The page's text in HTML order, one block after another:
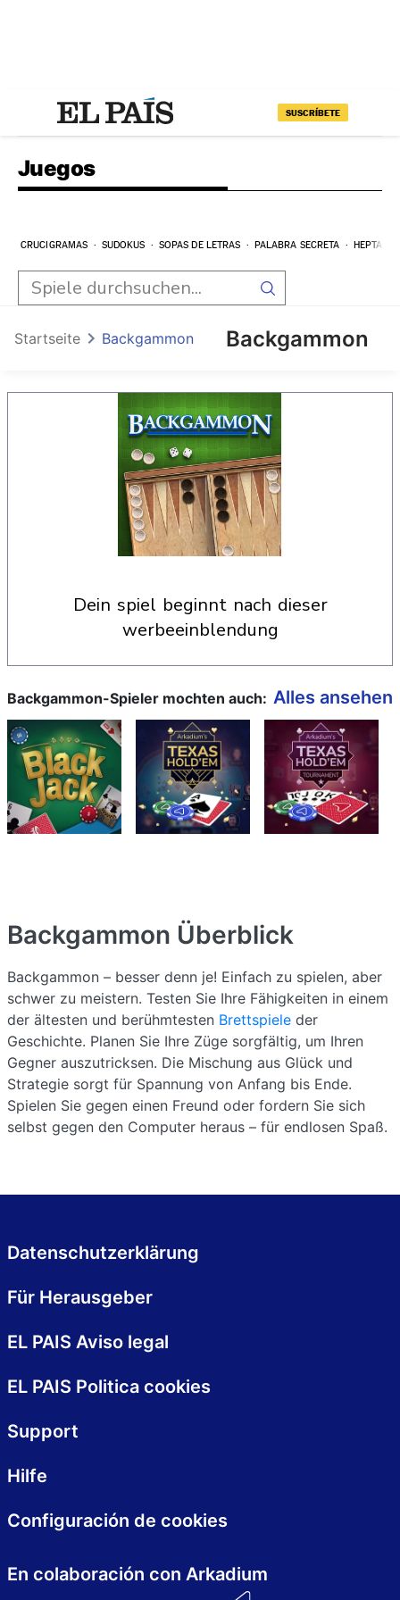
SUSCRÍBETE
Juegos
CRUCIGRAMAS SUDOKUS SOPAS DE LETRAS PALABRA SECRETA
Backgammon
Startseite Backgammon
dein spiel beginnt nach dieser
werbeeinblendung
Backgammon-Spieler mochten auch: Alles ansehen
Backgammon Überblick
Backgammon – besser denn je! Einfach zu spielen, aber
schwer zu meistern. Testen Sie Ihre Fähigkeiten in einem
der ältesten und berühmtesten Brettspiele der
Geschichte. Planen Sie Ihre Züge sorgfältig, um Ihren
Gegner auszutricksen. Die Mischung aus Glück und
Strategie sorgt für Spannung von Anfang bis Ende.
Spielen Sie gegen einen Freund oder fordern Sie sich
selbst gegen den Computer heraus – für endlosen Spaß.
En colaboración con Arkadium
Datenschutzerklärung
EL PAIS Aviso legal
Support
Für Herausgeber
EL PAIS Politica cookies
Hilfe
Configuración de cookies